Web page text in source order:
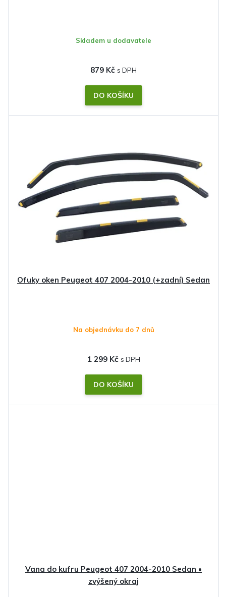
Skladem u dodavatele
879 Kč
DO KOŠÍKU
Ofuky oken Peugeot 407 2004-2010 (+zadní) Sedan
Na objednávku do 7 dnů
1 299 Kč
DO KOŠÍKU
Vana do kufru Peugeot 407 2004-2010 Sedan •
zvýšený okraj